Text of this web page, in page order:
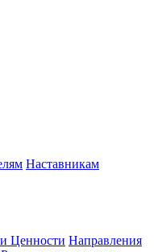
Наставникам
Ценности Направления